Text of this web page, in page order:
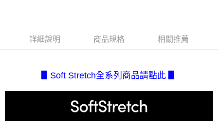
2.基於同意付款使用「大哥付你分期」之契約關係目的，商店將以您的個人
資料（包含姓名、電話或地址）提供予台灣大哥大進項蒐集、處理及利用，
※ 交易是否成功請以「AFTEE先享後付 」之結帳頁面顯示為準，若有關於
【注意事項】
１．透過由恩沛科技股份有限公司提供之「AFTEE先享後付」服務完成之交
易，需依本服務之必要範圍內提供個人資料，並將交易相關給付款項請求債
權轉讓予恩沛科技股份有限公司。
２．關於個人資料處理事宜，請瀏覽以下網址：
每筆NT$80，滿NT$2,500(含以上)免運費
詳細說明 商品規格 相關推薦
▋Soft Stretch全系列商品請點此 ▋